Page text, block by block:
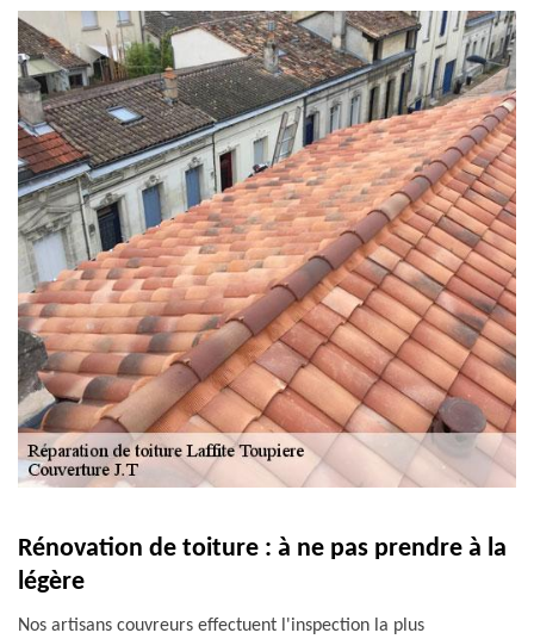
Rénovation de toiture : à ne pas prendre à la
légère
Nos artisans couvreurs effectuent l'inspection la plus